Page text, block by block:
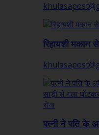
रिहायशी मकान से
पत्नी ने पति के